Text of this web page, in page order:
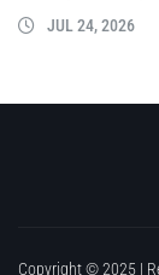
JUL 24, 2026
Copyright © 2025 |